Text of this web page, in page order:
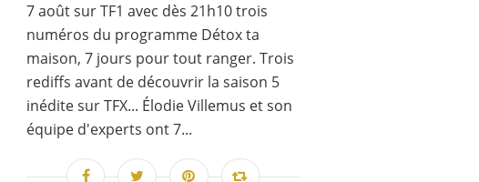
7 août sur TF1 avec dès 21h10 trois
numéros du programme Détox ta
maison, 7 jours pour tout ranger. Trois
rediffs avant de découvrir la saison 5
inédite sur TFX... Élodie Villemus et son
équipe d'experts ont 7...